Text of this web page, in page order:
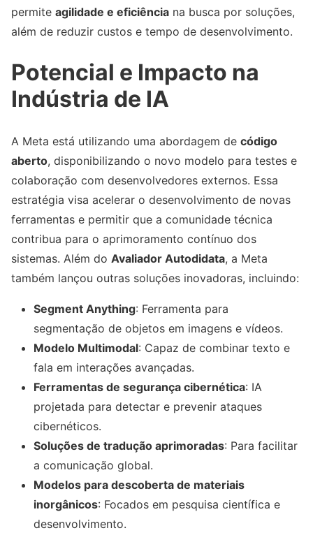
permite agilidade e eficiência na busca por soluções,
além de reduzir custos e tempo de desenvolvimento.
Potencial e Impacto na
Indústria de IA
A Meta está utilizando uma abordagem de código
aberto, disponibilizando o novo modelo para testes e
colaboração com desenvolvedores externos. Essa
estratégia visa acelerar o desenvolvimento de novas
ferramentas e permitir que a comunidade técnica
contribua para o aprimoramento contínuo dos
sistemas. Além do Avaliador Autodidata, a Meta
também lançou outras soluções inovadoras, incluindo:
Segment Anything: Ferramenta para
segmentação de objetos em imagens e vídeos.
Modelo Multimodal: Capaz de combinar texto e
fala em interações avançadas.
Ferramentas de segurança cibernética: IA
projetada para detectar e prevenir ataques
cibernéticos.
Soluções de tradução aprimoradas: Para facilitar
a comunicação global.
Modelos para descoberta de materiais
inorgânicos: Focados em pesquisa científica e
desenvolvimento.